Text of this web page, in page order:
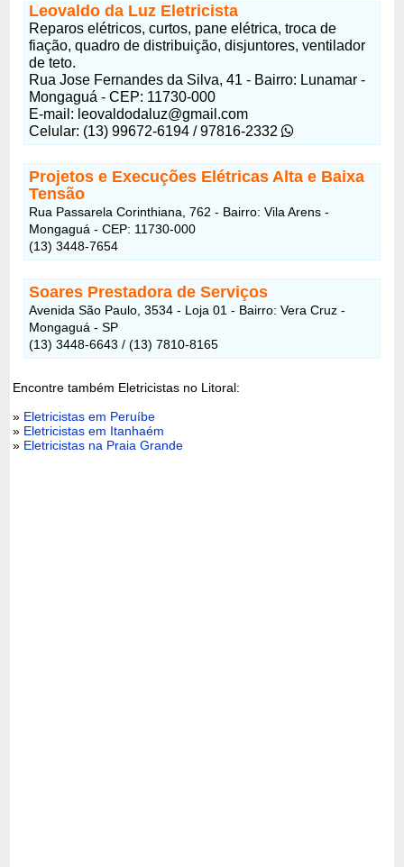
Leovaldo da Luz Eletricista
Reparos elétricos, curtos, pane elétrica, troca de
fiação, quadro de distribuição, disjuntores, ventilador
de teto.
Rua Jose Fernandes da Silva, 41 - Bairro: Lunamar -
Mongaguá - CEP: 11730-000
E-mail: leovaldodaluz@gmail.com
Celular: (13) 99672-6194 / 97816-2332
Projetos e Execuções Elétricas Alta e Baixa
Tensão
Rua Passarela Corinthiana, 762 - Bairro: Vila Arens -
Mongaguá - CEP: 11730-000
(13) 3448-7654
Soares Prestadora de Serviços
Avenida São Paulo, 3534 - Loja 01 - Bairro: Vera Cruz -
Mongaguá - SP
(13) 3448-6643 / (13) 7810-8165
Encontre também Eletricistas no Litoral:
» Eletricistas em Peruíbe
» Eletricistas em Itanhaém
» Eletricistas na Praia Grande